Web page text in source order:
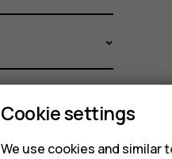
Cookie settings
We use cookies and similar